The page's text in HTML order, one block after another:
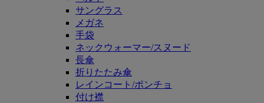
サングラス
メガネ
手袋
ネックウォーマー/スヌード
長傘
折りたたみ傘
レインコート/ポンチョ
付け襟